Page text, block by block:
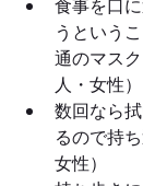
食事を口
うという
通のマス
人・女性）
数回なら
るので持
女性）